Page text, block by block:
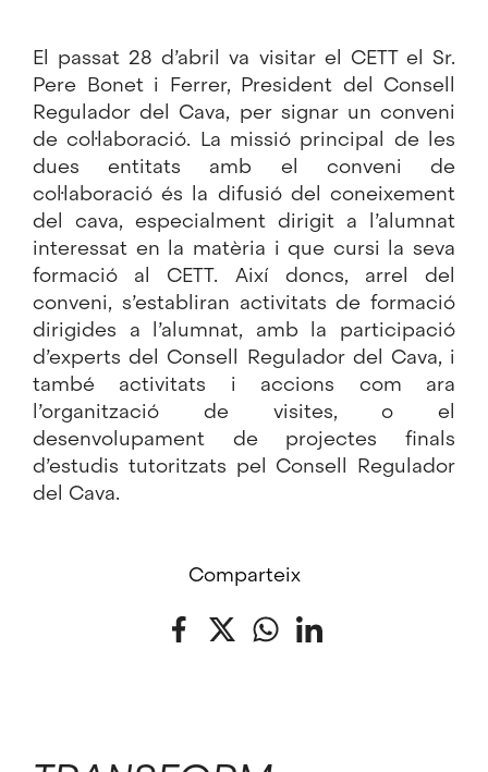
El passat 28 d’abril va visitar el CETT el Sr.
Pere Bonet i Ferrer, President del Consell
Regulador del Cava, per signar un conveni
de col·laboració. La missió principal de les
dues entitats amb el conveni de
col·laboració és la difusió del coneixement
del cava, especialment dirigit a l’alumnat
interessat en la matèria i que cursi la seva
formació al CETT. Així doncs, arrel del
conveni, s’establiran activitats de formació
dirigides a l’alumnat, amb la participació
d’experts del Consell Regulador del Cava, i
també activitats i accions com ara
l’organització de visites, o el
desenvolupament de projectes finals
d’estudis tutoritzats pel Consell Regulador
del Cava.
Comparteix
Facebook
Twitter WhatsApp